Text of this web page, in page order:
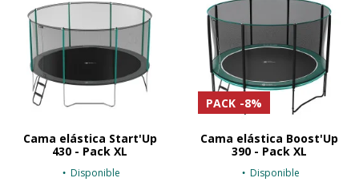
Cama elástica Start'Up
430 - Pack XL
Disponible
PACK -8%
Cama elástica Boost'Up
390 - Pack XL
Disponible